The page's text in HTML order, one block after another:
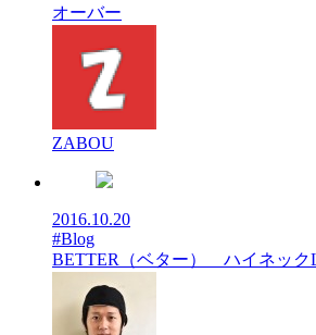
オーバー
ZABOU
2016.10.20
#Blog
BETTER（ベター） ハイネック